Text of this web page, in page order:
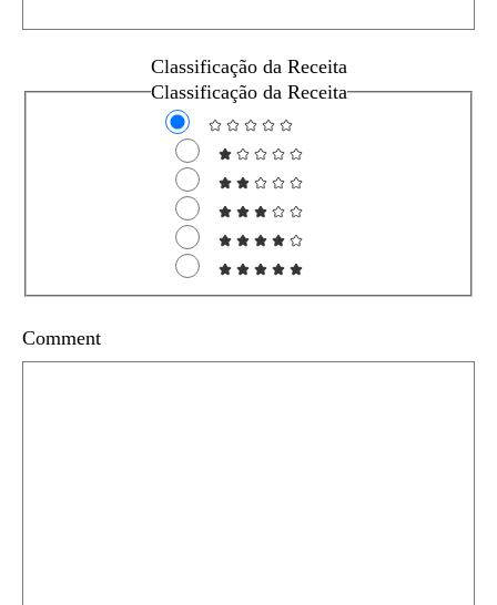
Classificação da Receita
Classificação da Receita
Comment